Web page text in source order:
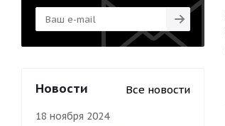
Новости Все новости
18 ноября 2024